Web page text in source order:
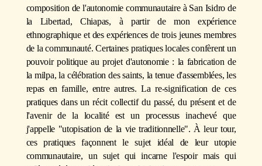
composition de l'autonomie communautaire à San Isidro de
la Libertad, Chiapas, à partir de mon expérience
ethnographique et des expériences de trois jeunes membres
de la communauté. Certaines pratiques locales confèrent un
pouvoir politique au projet d'autonomie : la fabrication de
la milpa, la célébration des saints, la tenue d'assemblées, les
repas en famille, entre autres. La re-signification de ces
pratiques dans un récit collectif du passé, du présent et de
l'avenir de la localité est un processus inachevé que
j'appelle "utopisation de la vie traditionnelle". À leur tour,
ces pratiques façonnent le sujet idéal de leur utopie
communautaire, un sujet qui incarne l'espoir mais qui